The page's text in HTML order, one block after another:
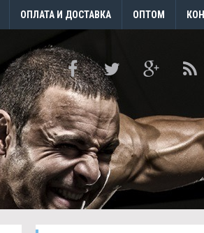
ОПЛАТА И ДОСТАВКА ОПТОМ